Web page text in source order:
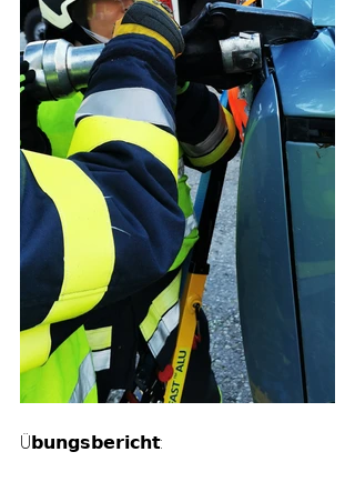
Ü𝗯𝘂𝗻𝗴𝘀𝗯𝗲𝗿𝗶𝗰𝗵𝘁: